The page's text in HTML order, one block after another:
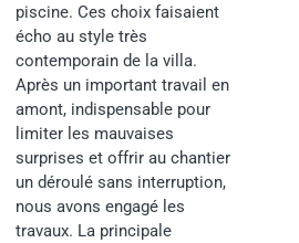
piscine. Ces choix faisaient
écho au style très
contemporain de la villa.
Après un important travail en
amont, indispensable pour
limiter les mauvaises
surprises et offrir au chantier
un déroulé sans interruption,
nous avons engagé les
travaux. La principale